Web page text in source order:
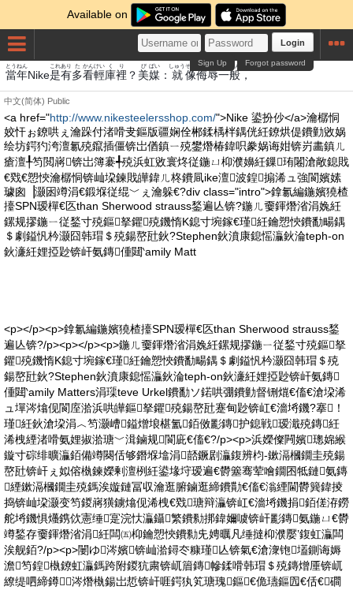
Available on
Login
Forgot password
Sign Up
當年
とうねん
Nike是
これ
有
あり
多
た
看
かん
輕
けい
庫裡
くり
？ 美
び
媒
ばい
： 就
しゅう
像
ぞう
侮辱
ぶじょく
一般
いっぱん
，
中文(简体) Public
<a href="http://www.nikesteelersshop.com/">Nike 鍙扮仯</a>瀹樼恫
姣忓ぉ鐐哄ぇ瀹跺付渚嗗叏鏂版疆娴佺郴鍒楀柈鍝侊紝鐐烘偍鐨勭敓娲
绘坊鍔犳洿澶氱殑鑹插僵锛岀偤鎮ㄧ殑鐢熸椿鍏呮豢娲诲姏锛岃畵鎮ㄦ
瘡澶╀笉閲嶈锛岀簿褰╃殑浜虹敓寰炵従鍦ㄩ枊濮嬶紝鏁珛闂滄敞鎴戝
€戣€愬悏瀹樼恫锛屾垜鍊戝皣鍏ㄦ柊鐨凬ike澶波鍠搧浠ュ強閬嬪嫊
璩囪▕灏囦竴涓€鍛堢従绲﹀ぇ瀹躲€?div class="intro">鎿氱編鍦嬪獟楂
擡SPN瑷樿€匛than Sherwood strauss鍫遍亾锛?鍦ㄦ嫑鍕熸渻涓婏紝
鏍规摎鍦ㄧ従鍫寸殑鏂拏鑺殑鐖惰Κ鎴寸埦鎵€瑾紝鑰愬悏鐨勫畼鍝
＄劇鎰忛枔灏囧韩瑁＄殑鍚嶅瓧鈥?Stephen鈥濆康鎴愮灜鈥淪teph-on
鈥濓紝娌掗尟锛屽氨鏄偅閮‵amily Matt
<p></p><p>鎿氱編鍦嬪獟楂擡SPN瑷樿€匛than Sherwood strauss鍫
遍亾锛?/p><p></p><p>鍦ㄦ嫑鍕熸渻涓婏紝鏍规摎鍦ㄧ従鍫寸殑鏂拏
鑺殑鐖惰Κ鎴寸埦鎵€瑾紝鑰愬悏鐨勫畼鍝＄劇鎰忛枔灏囧韩瑁＄殑
鍚嶅瓧鈥?Stephen鈥濆康鎴愮灜鈥淪teph-on鈥濓紝娌掗尟锛屽氨鏄
偅閮‵amily Matters涓璖teve Urkel鐨勫ソ鍩哄弸鐨勭督铏熴€傗€滄垜浠
ュ墠涔熻伣閬庢湁浜哄皣鏂拏鑺殑鍚嶅瓧蹇甸尟锛屸€濇埓鐖?搴！
瑾紝鈥滄垜涓︿笉灏嶆鎰熷埌椹氳銆傚彲鏄护鎴戦瑷濈殑鏄紝
浠栧緸渚嗗氨娌掓湁瑭﹀湒鏀规閬庛€傗€?/p><p>浜嬫儏闁嬪璁婂緱
鏇寸碂绯曠灜銆備竴闋佸够鐕堢墖涓嚭鐝剧灜鍑辨枃-鏉滆槶鐗圭殑鍚
嶅瓧锛屽ぇ姒傛槸鍊嬫剰澶栵紝鍙堟垨瑷遍€欎簺骞荤噲鐗囨牴鏈氨鏄
緸鏉滆槶鐗圭殑鎷涘嫙鏈冨収瀹逛腑鏀逛締鐨勩€傗€滃緸閫欎簨鍏掕
捣锛屾垜灏变笉鍐嶈獚鐪熻伣浠栧€戣瑭辩灜锛屸€濇埓鐖捐銆傞洊鐒
舵埓鐖惧爡鎸佽憲缍寔浣忕灜鑷繁鐨勬挷鍏嬭噳锛屽彲鏄氨鍦ㄩ€欎
竴鍫存嫑鍕熸渻涓紝闆㈤枊鑰愬悏鐨勬兂娉曞凡缍撻枊濮嬮’鍑虹灜闆
涘舰銆?/p><p>闄ゆ涔嬪锛屾湁鐞冭糠瑾亾锛氣€滄潨铇壒鍘诲媷
澹笉鍠槸鐐虹灜鎷跨附鍐犺粛锛屼篃鏄幓鍒嗗韩瑁＄殑鏄熷厜锛屼
繚缇呬締鐏涔熸槸鍚岀悊锛屽啀鍔犱笂瑭瑰鏂€佹瓙鏂囥€佸€磵